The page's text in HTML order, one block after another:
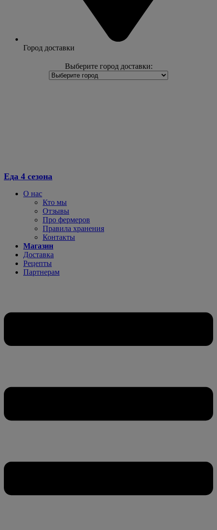
Город доставки
Выберите город доставки:
Еда 4 сезона
О нас
Кто мы
Отзывы
Про фермеров
Правила хранения
Контакты
Магазин
Доставка
Рецепты
Партнерам